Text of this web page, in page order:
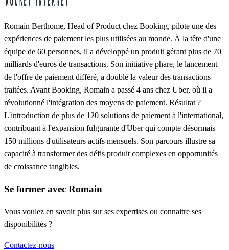
Romain Berthome, Head of Product chez Booking, pilote une des
expériences de paiement les plus utilisées au monde. À la tête d'une
équipe de 60 personnes, il a développé un produit gérant plus de 70
milliards d'euros de transactions. Son initiative phare, le lancement
de l'offre de paiement différé, a doublé la valeur des transactions
traitées. Avant Booking, Romain a passé 4 ans chez Uber, où il a
révolutionné l'intégration des moyens de paiement. Résultat ?
L'introduction de plus de 120 solutions de paiement à l'international,
contribuant à l'expansion fulgurante d'Uber qui compte désormais
150 millions d'utilisateurs actifs mensuels. Son parcours illustre sa
capacité à transformer des défis produit complexes en opportunités
de croissance tangibles.
Se former avec Romain
Vous voulez en savoir plus sur ses expertises ou connaitre ses
disponibilités ?
Contactez-nous